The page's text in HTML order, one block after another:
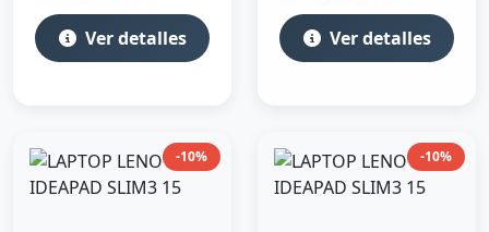
Ver detalles Ver detalles
-10% -10%